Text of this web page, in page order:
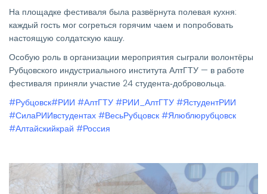
На площадке фестиваля была развёрнута полевая кухня:
каждый гость мог согреться горячим чаем и попробовать
настоящую солдатскую кашу.
Особую роль в организации мероприятия сыграли волонтёры
Рубцовского индустриального института АлтГТУ — в работе
фестиваля приняли участие 24 студента‑добровольца.
#Рубцовск#РИИ #АлтГТУ #РИИ_АлтГТУ #ЯстудентРИИ
#СилаРИИвстудентах #ВесьРубцовск #Ялюблюрубцовск
#Алтайскийкрай #Россия
Изображение